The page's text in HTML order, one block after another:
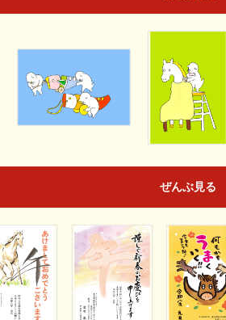
ぜんぶ見る